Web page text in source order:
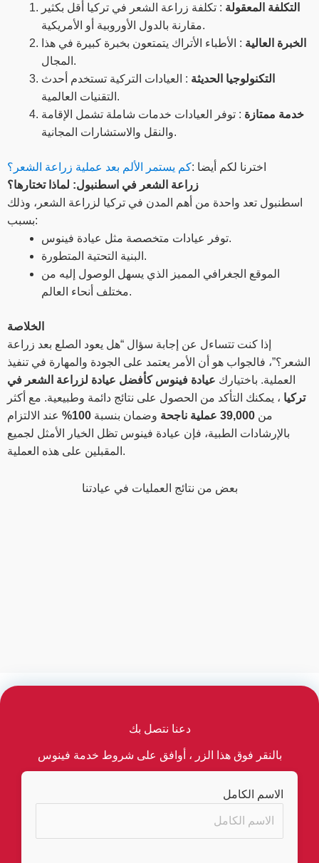
التكلفة المعقولة : تكلفة زراعة الشعر في تركيا أقل بكثير
مقارنة بالدول الأوروبية أو الأمريكية.
الخبرة العالية : الأطباء الأتراك يتمتعون بخبرة كبيرة في هذا
المجال.
التكنولوجيا الحديثة : العيادات التركية تستخدم أحدث
التقنيات العالمية.
خدمة ممتازة : توفر العيادات خدمات شاملة تشمل الإقامة
والنقل والاستشارات المجانية.
اخترنا لكم أيضا :كم يستمر الألم بعد عملية زراعة الشعر؟
زراعة الشعر في اسطنبول: لماذا تختارها؟
اسطنبول تعد واحدة من أهم المدن في تركيا لزراعة الشعر، وذلك
بسبب:
توفر عيادات متخصصة مثل عيادة فينوس.
البنية التحتية المتطورة.
الموقع الجغرافي المميز الذي يسهل الوصول إليه من
مختلف أنحاء العالم.
الخلاصة
إذا كنت تتساءل عن إجابة سؤال “هل يعود الصلع بعد زراعة
الشعر؟”، فالجواب هو أن الأمر يعتمد على الجودة والمهارة في تنفيذ
العملية. باختيارك عيادة فينوس كأفضل عيادة لزراعة الشعر في
تركيا ، يمكنك التأكد من الحصول على نتائج دائمة وطبيعية. مع أكثر
من 39,000 عملية ناجحة وضمان بنسبة 100%
عند الالتزام
بالإرشادات الطبية، فإن عيادة فينوس تظل الخيار الأمثل لجميع
المقبلين على هذه العملية.
بعض من نتائج العمليات في عيادتنا
دعنا نتصل بك
بالنقر فوق هذا الزر ، أوافق على شروط خدمة فينوس
الاسم الكامل